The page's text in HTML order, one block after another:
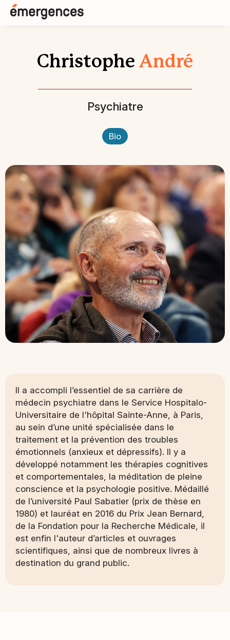
Christophe André
Psychiatre
Bio
Il a accompli l’essentiel de sa carrière de
médecin psychiatre dans le Service Hospitalo-
Universitaire de l'hôpital Sainte-Anne, à Paris,
au sein d’une unité spécialisée dans le
traitement et la prévention des troubles
émotionnels (anxieux et dépressifs). Il y a
développé notamment les thérapies cognitives
et comportementales, la méditation de pleine
conscience et la psychologie positive. Médaillé
de l’université Paul Sabatier (prix de thèse en
1980) et lauréat en 2016 du Prix Jean Bernard,
de la Fondation pour la Recherche Médicale, il
est enfin l'auteur d’articles et ouvrages
scientifiques, ainsi que de nombreux livres à
destination du grand public.